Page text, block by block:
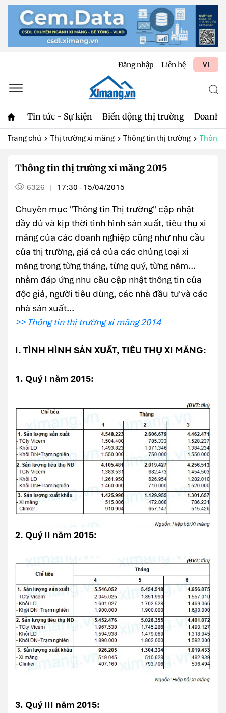
Đăng nhập Liên hệ VI
Tin tức - Sự kiện Biến động thị trường Doanh
Trang chủ Thị trường xi măng Thông tin thị trường Thông
Thông tin thị trường xi măng 2015
6326 | 17:30 - 15/04/2015
Chuyên mục "Thông tin Thị trường" cập nhật
đầy đủ và kịp thời tình hình sản xuất, tiêu thụ xi
măng của các doanh nghiệp cũng như nhu cầu
của thị trường, giá cả của các chủng loại xi
măng trong từng tháng, từng quý, từng năm...
nhằm đáp ứng nhu cầu cập nhật thông tin của
độc giả, người tiêu dùng, các nhà đầu tư và các
nhà sản xuất...
>> Thông tin thị trường xi măng 2014
I. TÌNH HÌNH SẢN XUẤT, TIÊU THỤ XI MĂNG:
1. Quý I năm 2015:
2. Quý II năm 2015:
3. Quý III năm 2015: